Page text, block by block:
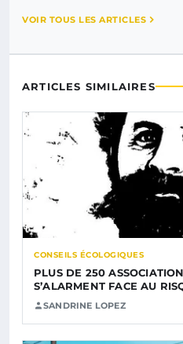
VOIR TOUS LES ARTICLES
ARTICLES SIMILAIRES
CONSEILS ÉCOLOGIQUES
PLUS DE 250
S’ALARMENT FACE AU
SANDRINE LOPEZ